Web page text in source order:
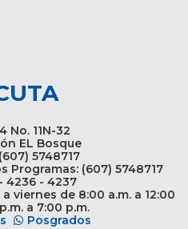
No. 11N-32
EL Bosque
5748717
Programas: (607) 5748717
4236 - 4237
viernes de 8:00 a.m. a 12:00
a 7:00 p.m.
Posgrados